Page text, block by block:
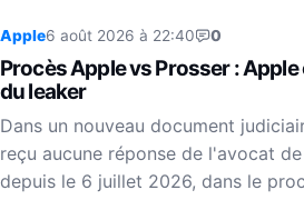
Apple6 août 2026 à 22:40 0
Procès Apple vs Prosser :
du leaker
Dans un nouveau document
reçu aucune réponse de l'avocat
depuis le 6 juillet 2026, dans le